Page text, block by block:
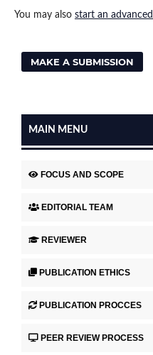
You may also start an
MAKE A SUBMISSION
MAIN MENU
FOCUS AND SCOPE
EDITORIAL TEAM
REVIEWER
PUBLICATION ETHICS
PUBLICATION PROCCES
PEER REVIEW PROCESS